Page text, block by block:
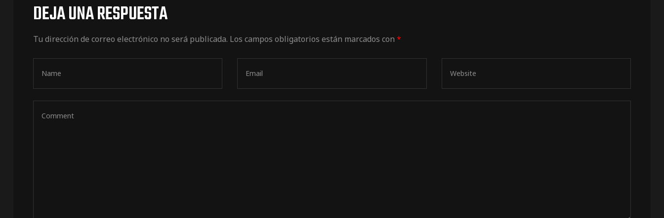
DEJA UNA RESPUESTA
Tu dirección de correo electrónico no será publicada. Los campos obligatorios están marcados con *